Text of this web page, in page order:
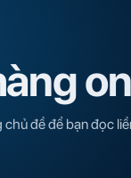
đề để bạn đọc